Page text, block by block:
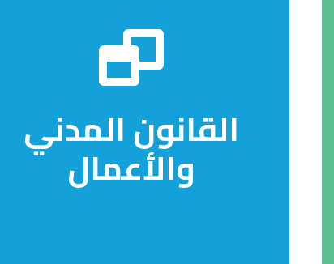
القانون المدني
والأعمال